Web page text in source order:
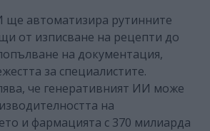
ще автоматизира рутинните
от изписване на рецепти до
на документация,
за специалистите.
че генеративният ИИ може
на
и фармацията с 370 милиарда